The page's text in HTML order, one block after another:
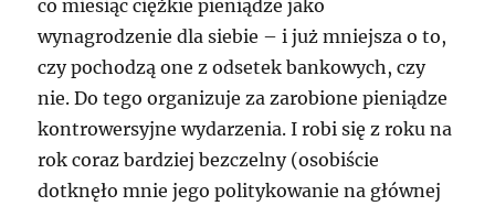
co miesiąc ciężkie pieniądze jako
wynagrodzenie dla siebie – i już mniejsza o to,
czy pochodzą one z odsetek bankowych, czy
nie. Do tego organizuje za zarobione pieniądze
kontrowersyjne wydarzenia. I robi się z roku na
rok coraz bardziej bezczelny (osobiście
dotknęło mnie jego politykowanie na głównej